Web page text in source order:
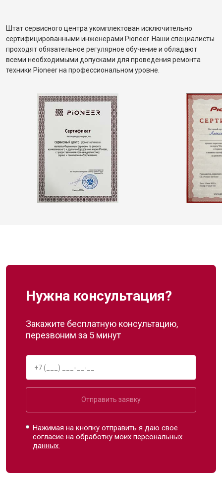
Штат сервисного центра укомплектован исключительно
сертифицированными инженерами Pioneer. Наши специалисты
проходят обязательное регулярное обучение и обладают
всеми необходимыми допусками для проведения ремонта
техники Pioneer на профессиональном уровне.
Нужна консультация?
Закажите бесплатную консультацию,
перезвоним за 5 минут
Отправить заявку
Нажимая на кнопку отправить я даю свое
согласие на обработку моихперсональных
данных.